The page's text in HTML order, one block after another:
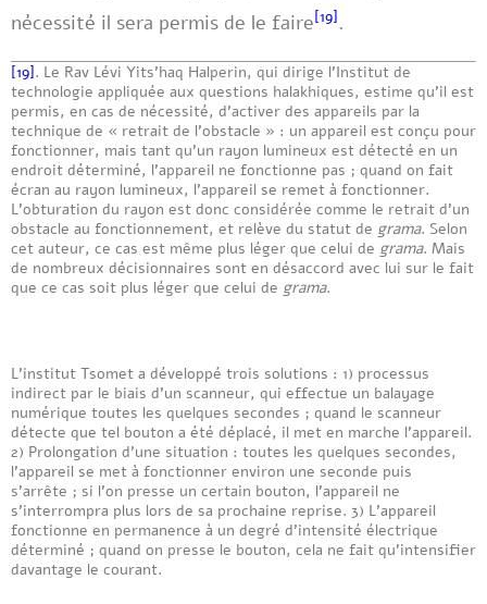
nécessité il sera permis de le faire[19] .
[19]. Le Rav Lévi Yits’haq Halperin, qui dirige l’Institut de
technologie appliquée aux questions halakhiques, estime qu’il est
permis, en cas de nécessité, d’activer des appareils par la
technique de « retrait de l’obstacle » : un appareil est conçu pour
fonctionner, mais tant qu’un rayon lumineux est détecté en un
endroit déterminé, l’appareil ne fonctionne pas ; quand on fait
écran au rayon lumineux, l’appareil se remet à fonctionner.
L’obturation du rayon est donc considérée comme le retrait d’un
obstacle au fonctionnement, et relève du statut de grama. Selon
cet auteur, ce cas est même plus léger que celui de grama. Mais
de nombreux décisionnaires sont en désaccord avec lui sur le fait
que ce cas soit plus léger que celui de grama.
L’institut Tsomet a développé trois solutions : 1) processus
indirect par le biais d’un scanneur, qui effectue un balayage
numérique toutes les quelques secondes ; quand le scanneur
détecte que tel bouton a été déplacé, il met en marche l’appareil.
2) Prolongation d’une situation : toutes les quelques secondes,
l’appareil se met à fonctionner environ une seconde puis
s’arrête ; si l’on presse un certain bouton, l’appareil ne
s’interrompra plus lors de sa prochaine reprise. 3) L’appareil
fonctionne en permanence à un degré d’intensité électrique
déterminé ; quand on presse le bouton, cela ne fait qu’intensifier
davantage le courant.